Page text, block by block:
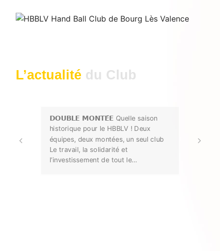
L’actualité du Club
𝗗𝗢𝗨𝗕𝗟𝗘 𝗠𝗢𝗡𝗧𝗘́𝗘 Quelle saison
historique pour le HBBLV ! Deux
équipes, deux montées, un seul club
Le travail, la solidarité et
l’investissement de tout le…